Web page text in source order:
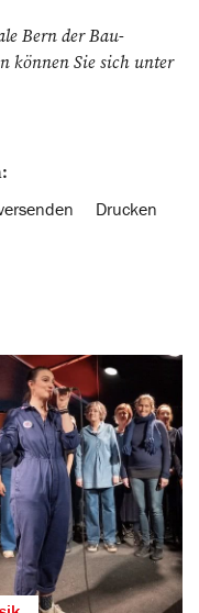
Bern der Bau-
können Sie sich unter
Drucken